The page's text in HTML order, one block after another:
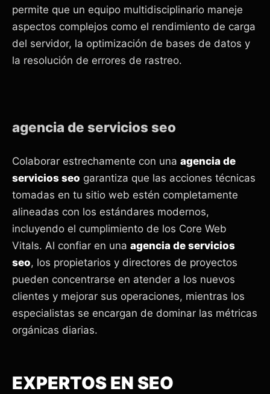
permite que un equipo multidisciplinario maneje
aspectos complejos como el rendimiento de carga
del servidor, la optimización de bases de datos y
la resolución de errores de rastreo.
agencia de servicios seo
Colaborar estrechamente con una agencia de
servicios seo garantiza que las acciones técnicas
tomadas en tu sitio web estén completamente
alineadas con los estándares modernos,
incluyendo el cumplimiento de los Core Web
Vitals. Al confiar en una agencia de servicios
seo, los propietarios y directores de proyectos
pueden concentrarse en atender a los nuevos
clientes y mejorar sus operaciones, mientras los
especialistas se encargan de dominar las métricas
orgánicas diarias.
EXPERTOS EN SEO